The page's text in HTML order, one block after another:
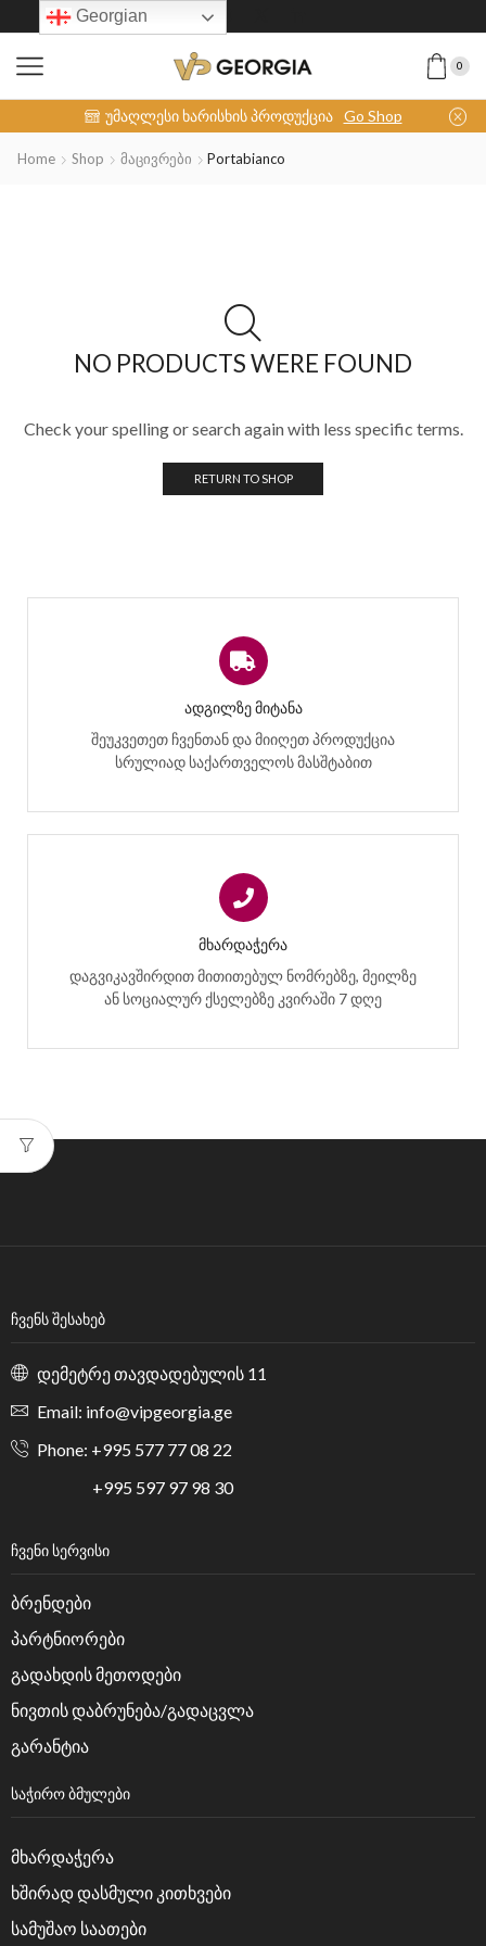
0
უმაღლესი ხარისხის პროდუქცია Go Shop
Home Shop Მაცივრები Portabianco
NO PRODUCTS WERE FOUND
Check your spelling or search again with less specific terms.
RETURN TO SHOP
ᲐᲓᲒᲘᲚᲖᲔ ᲛᲘᲢᲐᲜᲐ
შეუკვეთეთ ჩვენთან და მიიღეთ პროდუქცია
სრულიად საქართველოს მასშტაბით
ᲛᲮᲐᲠᲓᲐᲭᲔᲠᲐ
დაგვიკავშირდით მითითებულ ნომრებზე, მეილზე
ან სოციალურ ქსელებზე კვირაში 7 დღე
ᲩᲕᲔᲜᲡ ᲨᲔᲡᲐᲮᲔᲑ
დემეტრე თავდადებულის 11
Email: info@vipgeorgia.ge
Phone: +995 577 77 08 22
+995 597 97 98 30
ᲩᲕᲔᲜᲘ ᲡᲔᲠᲕᲘᲡᲘ
ბრენდები
პარტნიორები
გადახდის მეთოდები
ნივთის დაბრუნება/გადაცვლა
გარანტია
ᲡᲐᲭᲘᲠᲝ ᲑᲛᲣᲚᲔᲑᲘ
მხარდაჭერა
ხშირად დასმული კითხვები
სამუშაო საათები
Georgian